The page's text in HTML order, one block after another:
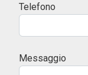
Telefono
Messaggio